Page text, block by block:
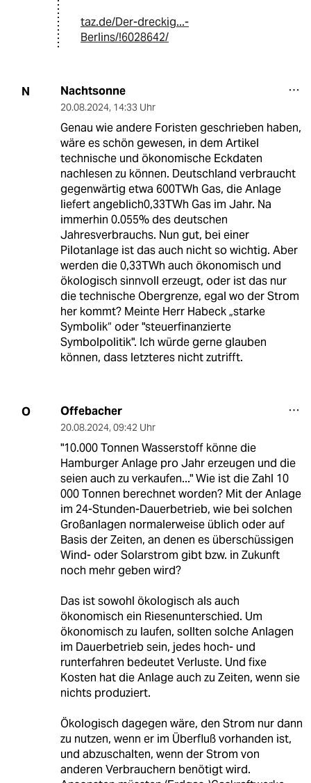
taz.de/Der-dreckig...-
Berlins/!6028642/
N Nachtsonne
20.08.2024, 14:33 Uhr
Genau wie andere Foristen geschrieben haben,
wäre es schön gewesen, in dem Artikel
technische und ökonomische Eckdaten
nachlesen zu können. Deutschland verbraucht
gegenwärtig etwa 600TWh Gas, die Anlage
liefert angeblich0,33TWh Gas im Jahr. Na
immerhin 0.055% des deutschen
Jahresverbrauchs. Nun gut, bei einer
Pilotanlage ist das auch nicht so wichtig. Aber
werden die 0,33TWh auch ökonomisch und
ökologisch sinnvoll erzeugt, oder ist das nur
die technische Obergrenze, egal wo der Strom
her kommt? Meinte Herr Habeck „starke
Symbolik“ oder "steuerfinanzierte
Symbolpolitik". Ich würde gerne glauben
können, dass letzteres nicht zutrifft.
O Offebacher
20.08.2024, 09:42 Uhr
"10.000 Tonnen Wasserstoff könne die
Hamburger Anlage pro Jahr erzeugen und die
seien auch zu verkaufen..." Wie ist die Zahl 10
000 Tonnen berechnet worden? Mit der Anlage
im 24-Stunden-Dauerbetrieb, wie bei solchen
Großanlagen normalerweise üblich oder auf
Basis der Zeiten, an denen es überschüssigen
Wind- oder Solarstrom gibt bzw. in Zukunft
noch mehr geben wird?
Das ist sowohl ökologisch als auch
ökonomisch ein Riesenunterschied. Um
ökonomisch zu laufen, sollten solche Anlagen
im Dauerbetrieb sein, jedes hoch- und
runterfahren bedeutet Verluste. Und fixe
Kosten hat die Anlage auch zu Zeiten, wenn sie
nichts produziert.
Ökologisch dagegen wäre, den Strom nur dann
zu nutzen, wenn er im Überfluß vorhanden ist,
und abzuschalten, wenn der Strom von
anderen Verbrauchern benötigt wird.